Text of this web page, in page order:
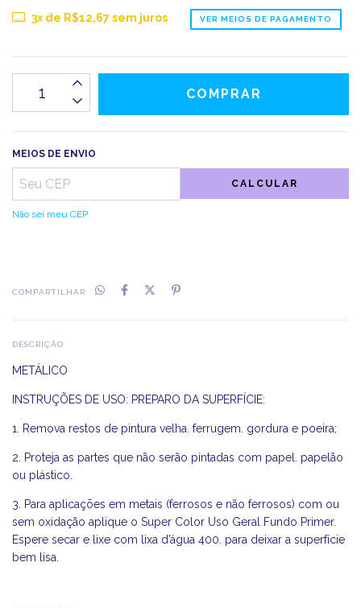
3x de R$12,67sem juros VER MEIOS DE PAGAMENTO
MEIOS DE ENVIO
CALCULAR
Não sei meu CEP
COMPARTILHAR
DESCRIÇÃO
METÁLICO
INSTRUÇÕES DE USO: PREPARO DA SUPERFÍCIE:
1. Remova restos de pintura velha. ferrugem. gordura e poeira;
2. Proteja as partes que não serão pintadas com papel. papelão
ou plástico.
3. Para aplicações em metais (ferrosos e não ferrosos) com ou
sem oxidação aplique o Super Color Uso Geral Fundo Primer.
Espere secar e lixe com lixa d’água 400. para deixar a superfície
bem lisa.